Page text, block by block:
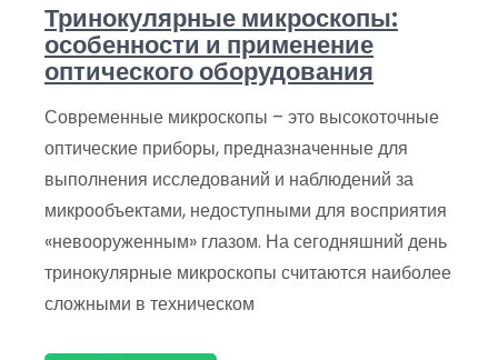
Тринокулярные микроскопы:
особенности и применение
оптического оборудования
Современные микроскопы – это высокоточные
оптические приборы, предназначенные для
выполнения исследований и наблюдений за
микрообъектами, недоступными для восприятия
«невооруженным» глазом. На сегодняшний день
тринокулярные микроскопы считаются наиболее
сложными в техническом